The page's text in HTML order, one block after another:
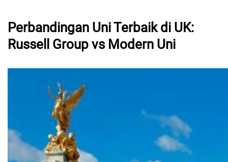
Perbandingan Uni Terbaik di UK:
Russell Group vs Modern Uni